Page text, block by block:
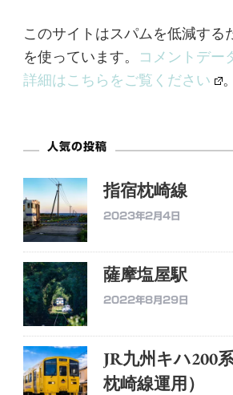
このサイトはスパムを低減す
を使っています。
コメントデー
詳細はこちらをご覧ください
。
人気の投稿
指宿枕崎線
2023年2月4日
薩摩塩屋駅
2022年8月29日
JR九州キハ200
枕崎線運用）